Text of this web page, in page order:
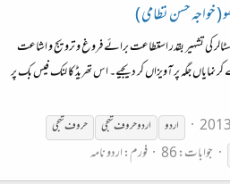
( خواجہ حسن نظامی )
کی تشہیر بقدر استطاعت برائے فروغ و ترویج و اشاعت
جگہ پر آویزاں کر دیجیے۔ اس تھریڈ کا لنک فیس بک پر
اردو اردوحروف تہجی
حروف تہجی
جوابات: 86 فورم:اردو نامہ